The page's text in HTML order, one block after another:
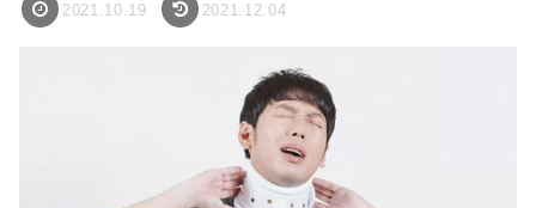
2021.10.19 2021.12.04